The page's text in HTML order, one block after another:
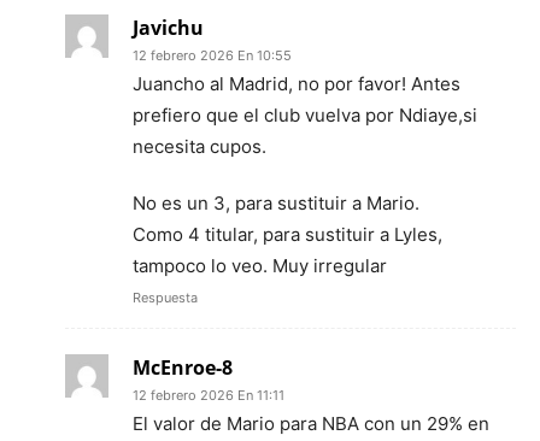
Javichu
12 febrero 2026 En 10:55
Juancho al Madrid, no por favor! Antes
prefiero que el club vuelva por Ndiaye,si
necesita cupos.
No es un 3, para sustituir a Mario.
Como 4 titular, para sustituir a Lyles,
tampoco lo veo. Muy irregular
Respuesta
McEnroe-8
12 febrero 2026 En 11:11
El valor de Mario para NBA con un 29% en